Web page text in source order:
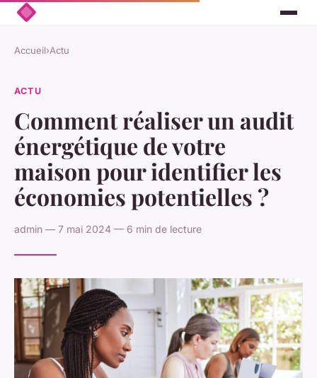
Accueil›Actu
ACTU
Comment réaliser un audit
énergétique de votre
maison pour identifier les
économies potentielles ?
admin — 7 mai 2024 — 6 min de lecture